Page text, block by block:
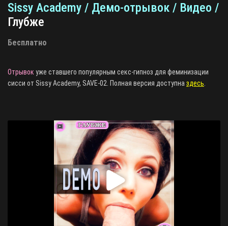
Sissy Academy / Демо-отрывок / Видео /
Глубже
Бесплатно
Отрывок уже ставшего популярным секс-гипноз для феминизации
сисси от Sissy Academy, SAVE-02. Полная версия доступназдесь.